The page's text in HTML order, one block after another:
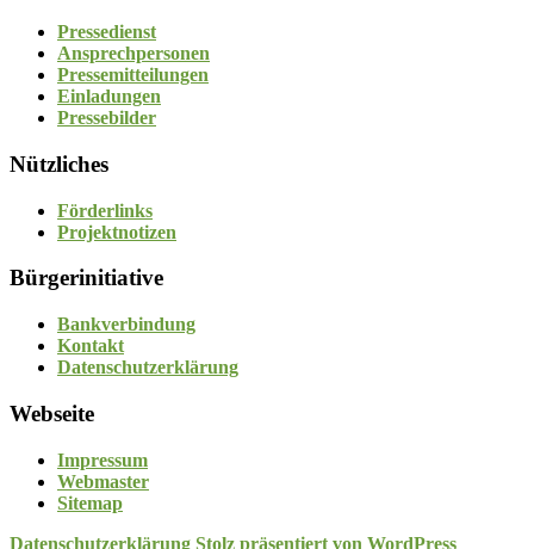
Pressedienst
Ansprechpersonen
Pressemitteilungen
Einladungen
Pressebilder
Nützliches
Förderlinks
Projektnotizen
Bürgerinitiative
Bankverbindung
Kontakt
Datenschutzerklärung
Webseite
Impressum
Webmaster
Sitemap
Datenschutzerklärung Stolz präsentiert von WordPress